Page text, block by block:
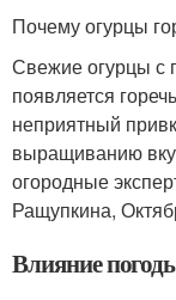
Почему огурцы
Свежие огурцы с
появляется
неприятный
выращиванию
огородные
Ращупкина,
Влияние